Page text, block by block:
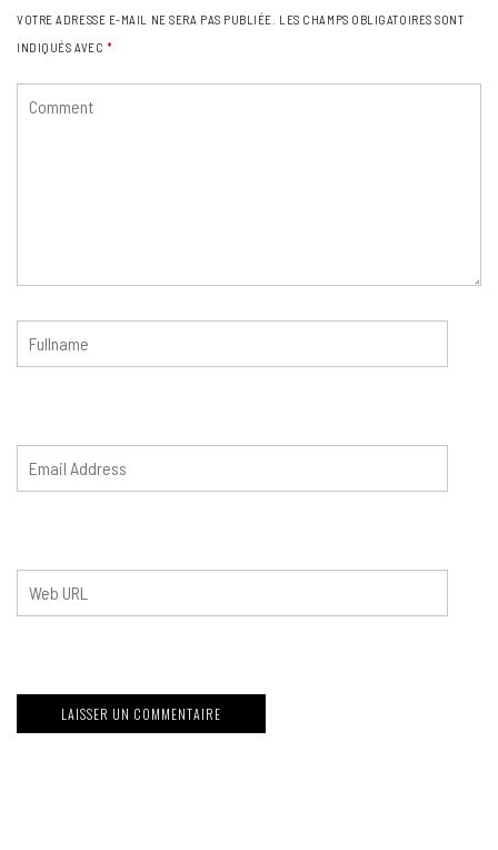
VOTRE ADRESSE E-MAIL NE SERA PAS PUBLIÉE.
LES CHAMPS OBLIGATOIRES SONT
INDIQUÉS AVEC *